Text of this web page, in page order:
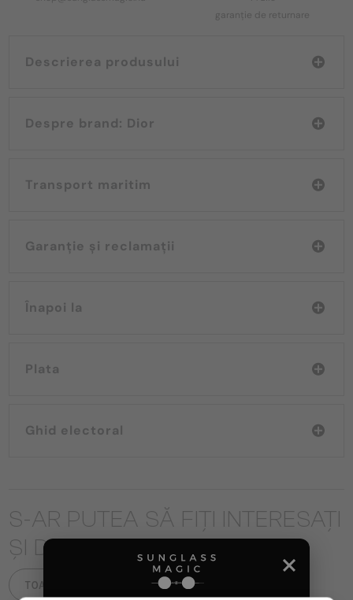
garanție de returnare
Descrierea produsului
Despre brand: Dior
Transport maritim
Garanție și reclamații
Înapoi la
Plata
Ghid electoral
S-AR PUTEA SĂ FIȚI INTERESAȚI
ȘI DE
TOATE PRODUSELE